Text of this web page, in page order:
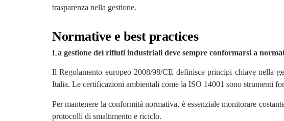
trasparenza nella gestione.
Normative e best practices
La gestione dei rifiuti industriali deve sempre conformarsi a
Il Regolamento europeo 2008/98/CE definisce principi chiave nella
Italia. Le certificazioni ambientali come la ISO 14001 sono strumenti
Per mantenere la conformità normativa, è essenziale monitorare
protocolli di smaltimento e riciclo.